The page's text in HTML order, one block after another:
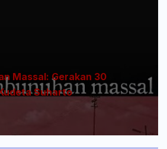
Massal: Gerakan 30
Suharto